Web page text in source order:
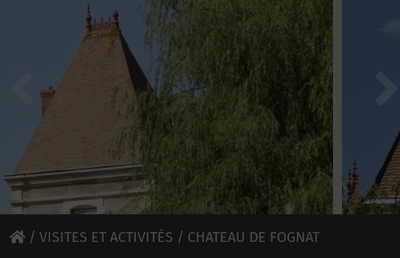
/ VISITES ET ACTIVITÉS / CHATEAU DE FOGNAT